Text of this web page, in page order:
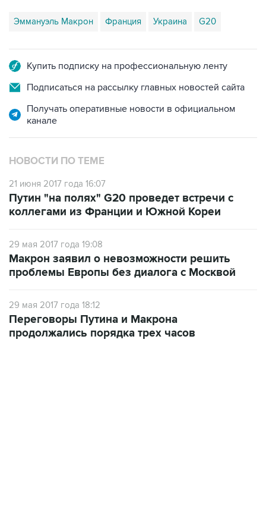
Эммануэль Макрон Франция Украина G20
Купить подписку на профессиональную ленту
Подписаться на рассылку главных новостей сайта
Получать оперативные новости в официальном
канале
НОВОСТИ ПО ТЕМЕ
21 июня 2017 года 16:07
Путин "на полях" G20 проведет встречи с
коллегами из Франции и Южной Кореи
29 мая 2017 года 19:08
Макрон заявил о невозможности решить
проблемы Европы без диалога с Москвой
29 мая 2017 года 18:12
Переговоры Путина и Макрона
продолжались порядка трех часов